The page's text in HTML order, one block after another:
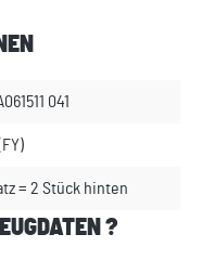
041
= 2 Stück hinten
?